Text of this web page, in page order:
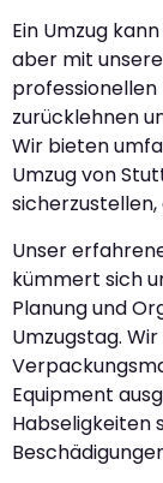
Ein Umzug
aber mit
zurücklehnen
Wir bieten
Umzug von
Unser
kümmert sich
Planung und
Umzugstag.
Equipment
Habseligkeiten